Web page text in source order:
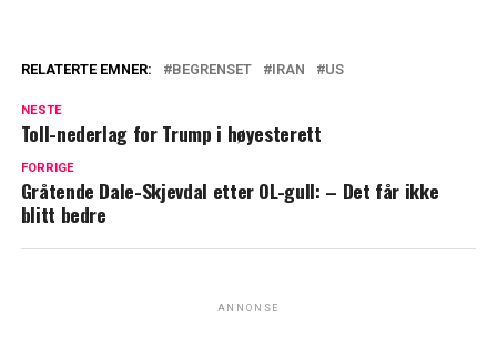
RELATERTE EMNER: BEGRENSET IRAN US
NESTE
Toll-nederlag for Trump i høyesterett
FORRIGE
Gråtende Dale-Skjevdal etter OL-gull: – Det får ikke
blitt bedre
ANNONSE